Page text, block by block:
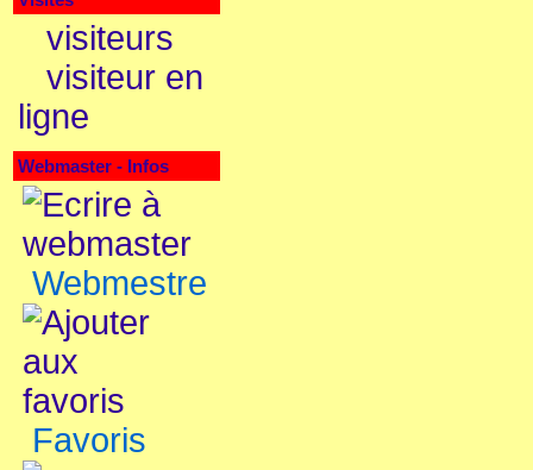
visiteurs
visiteur en
ligne
Webmaster - Infos
Webmestre
Favoris